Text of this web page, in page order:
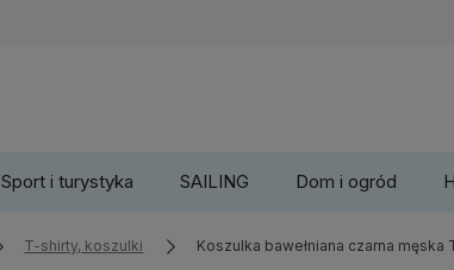
Sport i turystyka SAILING Dom i ogród
T-shirty, koszulki Koszulka bawełniana czarna